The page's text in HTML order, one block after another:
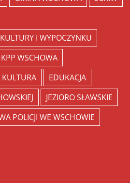
I WYPOCZYNKU
KPP WSCHOWA
KULTURA
EDUKACJA
JEZIORO SŁAWSKIE
POLICJI WE WSCHOWIE